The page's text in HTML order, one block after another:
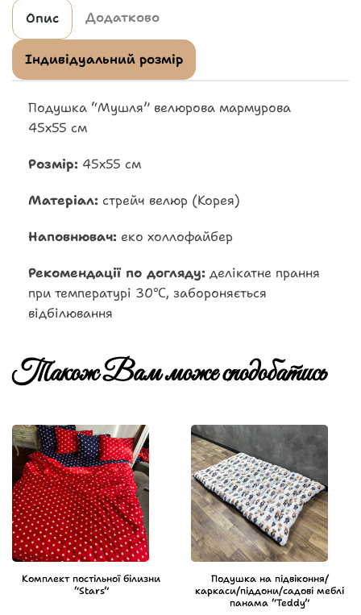
Опис Додатково
Індивідуальний розмір
Подушка “Мушля” велюрова мармурова
45х55 см
Розмір: 45х55 см
Матеріал: стрейч велюр (Корея)
Наповнювач: еко холлофайбер
Рекомендації по догляду: делікатне прання
при температурі 30℃, забороняється
відбілювання
Також Вам може сподобатись
Комплект постільної білизни
“Stars”
Подушка на підвіконня/
каркаси/піддони/садові меблі
панама “Teddy”